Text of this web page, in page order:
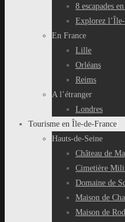
8 escapades
Explorez l’Île-
En France
Lille
Orléans
Reims
A l’étranger
Londres
Tourisme en Île-de-France
Hauts-de-Seine
Château de
Cimetière
Domaine de
Maison de
Maison de